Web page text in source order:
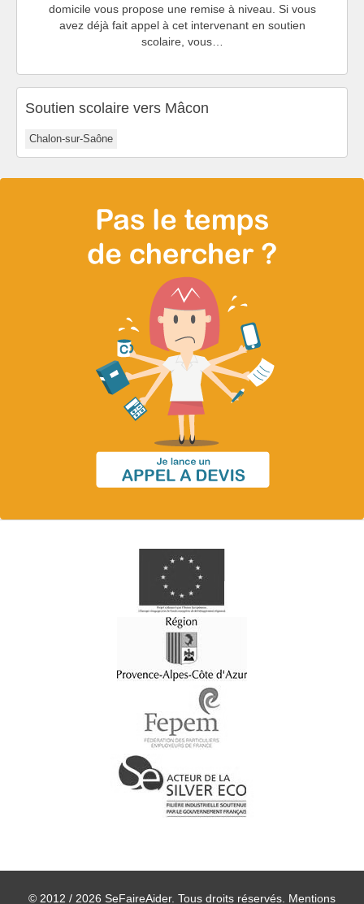
domicile vous propose une remise à niveau. Si vous
avez déjà fait appel à cet intervenant en soutien
scolaire, vous…
Soutien scolaire vers Mâcon
Chalon-sur-Saône
© 2012 / 2026 SeFaireAider. Tous droits réservés. Mentions